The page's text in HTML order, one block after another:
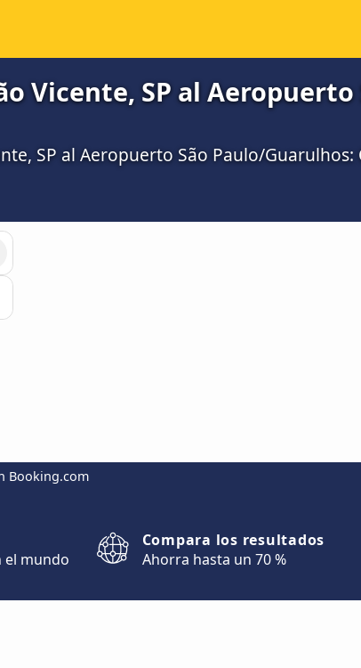
Vicente, SP al
SP al Aeropuerto São Paulo/
Booking.com
el mundo
Compara los resultados
Ahorra hasta un 70 %